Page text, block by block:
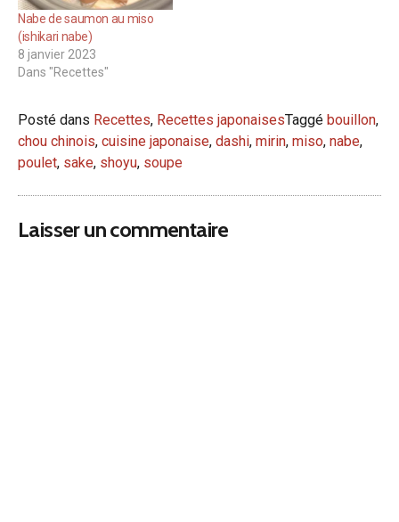
Nabe de saumon au miso
(ishikari nabe)
8 janvier 2023
Dans "Recettes"
Posté dans Recettes, Recettes japonaisesTaggé bouillon,
chou chinois, cuisine japonaise, dashi, mirin, miso, nabe,
poulet, sake, shoyu, soupe
Laisser un commentaire